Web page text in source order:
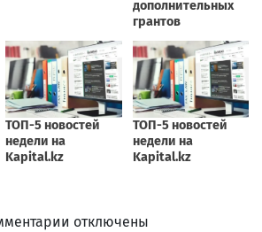
отключены